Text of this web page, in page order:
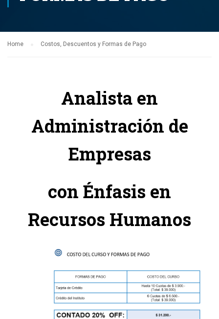
Home Costos, Descuentos y Formas de Pago
Analista en
Administración de
Empresas
con Énfasis en
Recursos Humanos